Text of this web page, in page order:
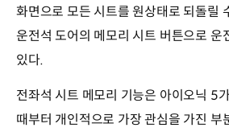
화면으로 모든 시트를 원상태로 되돌릴
운전석 도어의 메모리 시트 버튼으로 운
있다.
전좌석 시트 메모리 기능은 아이오닉 5
때부터 개인적으로 가장 관심을 가진 부